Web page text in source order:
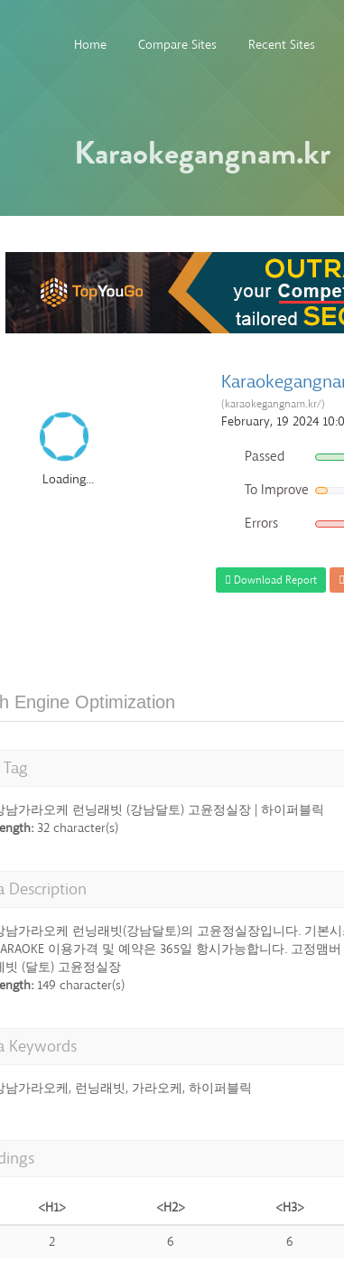
Home Compare Sites Recent Sites
Karaokegangnam.kr
Loading...
(karaokegangnam.kr/)
February, 19 2024
Passed
To Improve
Errors
Download Report
Engine Optimization
남가라오케 런닝래빗 (강남달토) 고윤정실장 | 하이퍼블릭
32 character(s)
Description
남가라오케 런닝래빗(강남달토)의 고윤정실장입니다. 기본
이용가격 및 예약은 365일 항시가능합니다. 고정맴
빗 (달토) 고윤정실장
149 character(s)
Keywords
남가라오케, 런닝래빗, 가라오케, 하이퍼블릭
<H1> <H2> <H3>
2
6 6